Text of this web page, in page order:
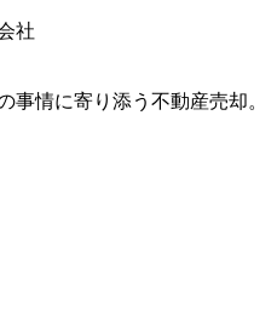
社
事情に寄り添う不動産売却。